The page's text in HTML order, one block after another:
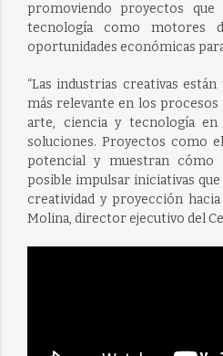
promoviendo proyectos
tecnología como motores
oportunidades económicas
“Las industrias creativas
más relevante en los
arte, ciencia y tecnología
soluciones. Proyectos como
potencial y muestran cómo
posible impulsar iniciativas
creatividad y proyección
Molina, director ejecutivo del